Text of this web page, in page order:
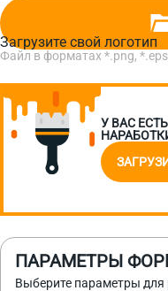
Загрузите свой логотип
Файл в форматах *.png,
У ВАС
ПАРАМЕТРЫ
Выберите параметры для